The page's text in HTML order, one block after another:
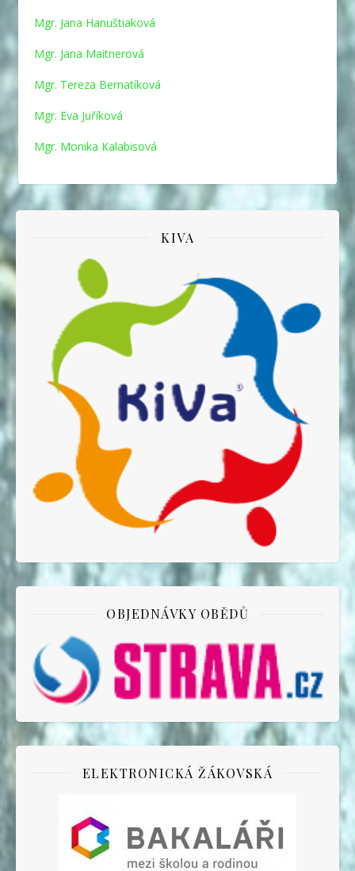
Mgr. Jana Hanuštiaková
Mgr. Jana Maitnerová
Mgr. Tereza Bernatíková
Mgr. Eva Juříková
Mgr. Monika Kalabisová
KIVA
OBJEDNÁVKY OBĚDŮ
ELEKTRONICKÁ ŽÁKOVSKÁ